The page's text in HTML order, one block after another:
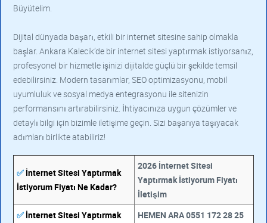
Büyütelim.
Dijital dünyada başarı, etkili bir internet sitesine sahip olmakla
başlar. Ankara Kalecik’de bir internet sitesi yaptırmak istiyorsanız,
profesyonel bir hizmetle işinizi dijitalde güçlü bir şekilde temsil
edebilirsiniz. Modern tasarımlar, SEO optimizasyonu, mobil
uyumluluk ve sosyal medya entegrasyonu ile sitenizin
performansını artırabilirsiniz. İhtiyacınıza uygun çözümler ve
detaylı bilgi için bizimle iletişime geçin. Sizi başarıya taşıyacak
adımları birlikte atabiliriz!
✅ İnternet Sitesi Yaptırmak
İstiyorum Fiyatı Ne Kadar?
2026 İnternet Sitesi
Yaptırmak İstiyorum Fiyatı
İletişim
✅ İnternet Sitesi Yaptırmak
HEMEN ARA 0551 172 28 25